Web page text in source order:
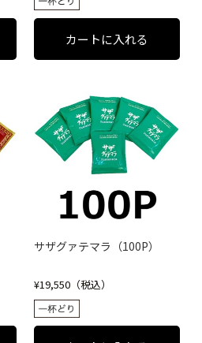
サザグァテマラ（100P）
¥19,550（税込）